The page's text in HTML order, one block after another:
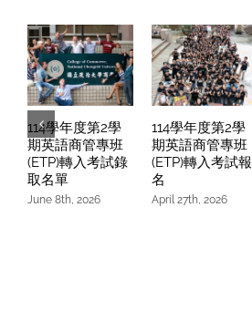
114學年度第2學
期英語商管專班
(ETP)轉入考試錄
取名單
June 8th, 2026
114學年度第2學
期英語商管專班
(ETP)轉入考試報
名
April 27th, 2026